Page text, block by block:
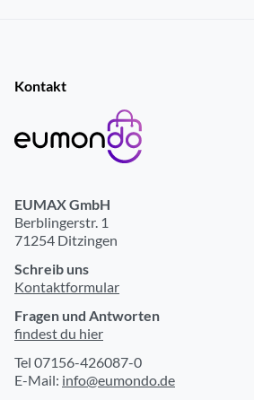
Kontakt
EUMAX GmbH
Berblingerstr. 1
71254 Ditzingen
Schreib uns
Kontaktformular
Fragen und Antworten
findest du hier
Tel 07156-426087-0
E-Mail: info@eumondo.de